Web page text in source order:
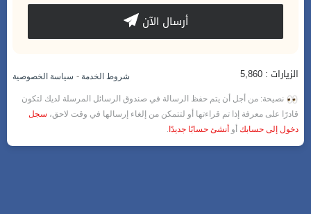
أرسال الآن
الزيارات : 5,860 شروط الخدمة - سياسة الخصوصية
نصيحة: من أجل أن يتم حفظ الرسالة في صندوق الرسائل المرسلة لديك لتكون
قادرًا على معرفة إذا تم قراءتها أو لتتمكن من إلغاء إرسالها في وقت لاحق، سجل
دخول إلى حسابك أو أنشئ حسابًا جديدًا .